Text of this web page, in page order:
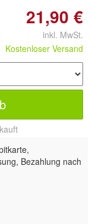
21,90 €
inkl. MwSt.
Kostenloser Versand
Bezahlung nach